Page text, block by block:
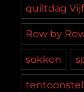
quiltdag
Row by
sokken